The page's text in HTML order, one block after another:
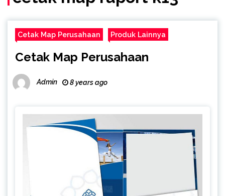
Cetak Map Perusahaan Produk Lainnya
Cetak Map Perusahaan
Admin 8 years ago